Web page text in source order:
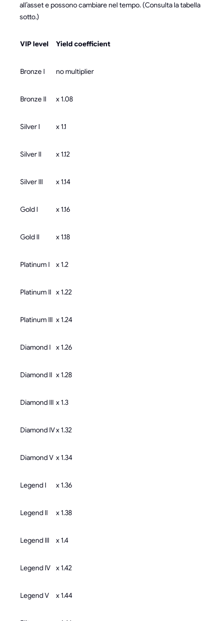
all’asset e possono cambiare nel tempo. (Consulta la tabella
sotto.)
VIP level Yield coefficient
Bronze I no multiplier
Bronze II x 1.08
Silver I x 1.1
Silver II x 1.12
Silver III x 1.14
Gold I x 1.16
Gold II x 1.18
Platinum I x 1.2
Platinum II x 1.22
Platinum III x 1.24
Diamond I x 1.26
Diamond II x 1.28
Diamond III x 1.3
Diamond IVx 1.32
Diamond V x 1.34
Legend I x 1.36
Legend II x 1.38
Legend III x 1.4
Legend IV x 1.42
Legend V x 1.44